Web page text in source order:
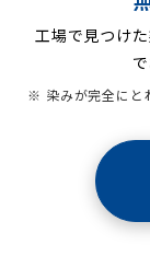
工場で見つけ
※ 染みが完全にと